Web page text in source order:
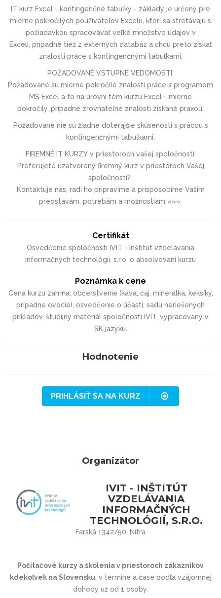
IT kurz Excel - kontingenčné tabuľky - základy je určený pre
mierne pokročilých používateľov Excelu, ktorí sa stretávajú s
požiadavkou spracovávať veľké množstvo údajov v
Exceli, prípadne tiež z externých databáz a chcú preto získať
znalosti práce s kontingenčnými tabuľkami.
POŽADOVANÉ VSTUPNÉ VEDOMOSTI:
Požadované sú mierne pokročilé znalosti práce s programom
MS Excel a to na úrovní tém kurzu Excel - mierne
pokročilý, prípadne zrovnateľné znalosti získané praxou.
Požadované nie sú žiadne doterajšie skúsenosti s prácou s
kontingenčnými tabuľkami.
FIREMNÉ IT KURZY v priestoroch vašej spoločnosti:
Preferujete uzatvorený firemný kurz v priestoroch Vašej
spoločnosti?
Kontaktuje nás, radi ho pripravíme a prispôsobíme Vašim
predstavám, potrebám a možnostiam »»»
Certifikát
Osvedčenie spoločnosti IVIT - Inštitút vzdelávania
informačných technológií, s.r.o. o absolvovaní kurzu
Poznámka k cene
Cena kurzu zahŕňa: občerstvenie (káva, čaj, minerálka, keksíky,
prípadne ovocie), osvedčenie o účasti, sadu neriešených
príkladov, študijný materiál spoločnosti IVIT, vypracovaný v
SK jazyku.
Hodnotenie
PRIHLÁSIŤ SA NA KURZ
Organizátor
IVIT - INŠTITÚT
VZDELÁVANIA
INFORMAČNÝCH
TECHNOLÓGIÍ, S.R.O.
Farská 1342/50, Nitra
Počítačové kurzy a školenia v priestoroch zákazníkov
kdekoľvek na Slovensku, v termíne a čase podľa vzájomnej
dohody už od 1 osoby.